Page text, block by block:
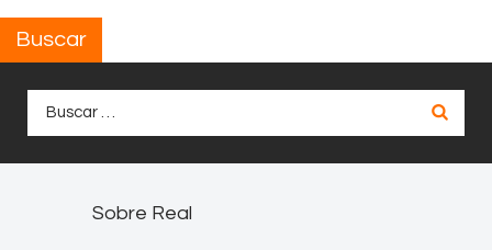
Buscar
Sobre Real